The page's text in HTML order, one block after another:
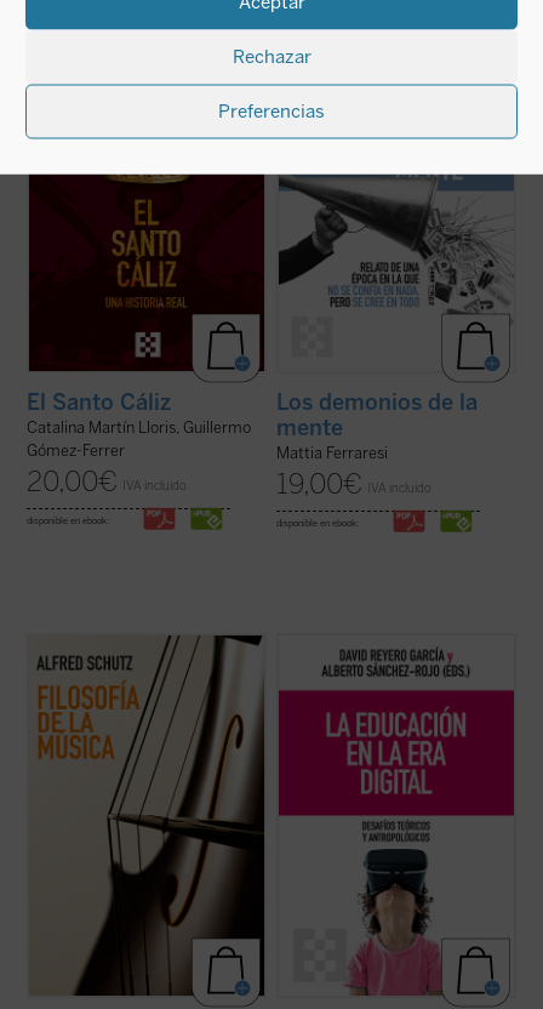
Rechazar
Preferencias
Desde los testimonios de los peregrinos a
través del objeto sagrado más buscado del
El Santo Cáliz
Catalina Martín Lloris, Guillermo
Gómez-Ferrer
20,00€ IVA incluido
disponible en ebook:
Con ejemplos que van desde las redes
instantáneas hasta teorías sobre los
lucidez al caos de un mundo en el que ya no
Los demonios de la
mente
Mattia Ferraresi
19,00€ IVA incluido
disponible en ebook:
Este libro reúne, por primera vez en
español, todos los textos sobre música de
Alfred Schutz, uno de los grandes nombres
de la sociología del siglo XX. En ellos no solo
analiza lo que sentimos cuando
escuchamos una melodía, también explora
(ver ficha)
Frente a una tecnología con creciente
poder de decisión,La educación en la era
preguntas: ¿qué podemos saber?, ¿qué
debemos hacer?, ¿qué nos cabe esperar?
(ver ficha)